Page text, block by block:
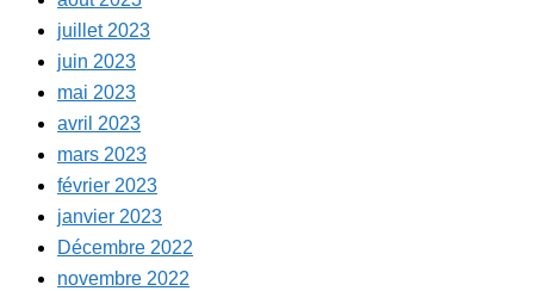
juillet 2023
juin 2023
mai 2023
avril 2023
mars 2023
février 2023
janvier 2023
Décembre 2022
novembre 2022